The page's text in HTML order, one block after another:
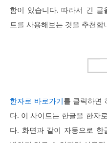
함이 있습니다. 따라서 긴 글
트를 사용해보는 것을 추천합
한자로 바로가기 를 클릭하면
다. 이 사이트는 한글을 한자
다. 화면과 같이 자동으로 한